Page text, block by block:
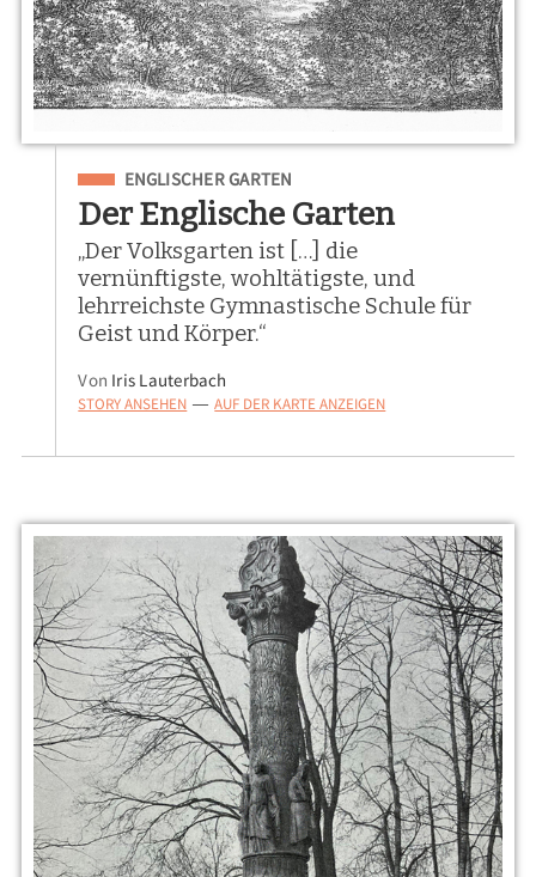
Eingeordnet unter
ENGLISCHER GARTEN
Der Englische Garten
„Der Volksgarten ist […] die
vernünftigste, wohltätigste, und
lehrreichste Gymnastische Schule für
Geist und Körper.“
Von Iris Lauterbach
STORY ANSEHEN — AUF DER KARTE ANZEIGEN